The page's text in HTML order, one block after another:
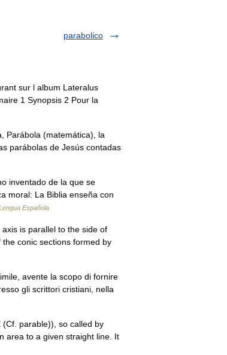
parabolico
sur l album Lateralus
1 Synopsis 2 Pour la
Parábola (matemática), la
parábolas de Jesús contadas
inventado de la que se
moral: La Biblia enseña con
Española
is parallel to the side of
conic sections formed by
avente la scopo di fornire
gli scrittori cristiani, nella
parable)), so called by
area to a given straight line. It